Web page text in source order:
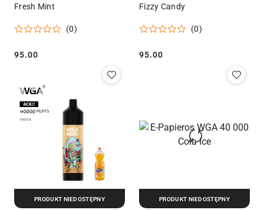
Fresh Mint
(0)
Cena:
95.00
Fizzy Candy
(0)
Cena:
95.00
PRODUKT NIEDOSTĘPNY PRODUKT NIEDOSTĘPNY